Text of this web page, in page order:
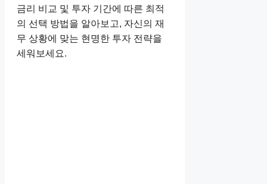
금리 비교 및 투자 기간에 따른 최적
의 선택 방법을 알아보고, 자신의 재
무 상황에 맞는 현명한 투자 전략을
세워보세요.